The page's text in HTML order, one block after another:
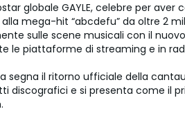
globale GAYLE, celebre per
alla mega-hit “abcdefu” da oltre 2
sulle scene musicali con il
le piattaforme di streaming e in
segna il ritorno ufficiale della
discografici e si presenta come il